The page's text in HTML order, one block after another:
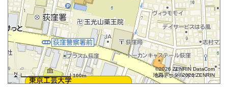
100m
©2026 ZENRIN DataCom
地図データ©2026 ZENRIN